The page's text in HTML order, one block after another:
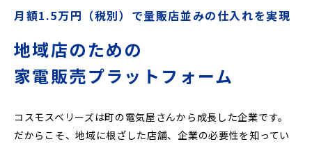
月額1.5万円（税別）で量販店並みの仕入れを実現
地域店のための
家電販売プラットフォーム
コスモスベリーズは町の電気屋さんから成長した企業です。
だからこそ、地域に根ざした店舗、企業の必要性を知ってい